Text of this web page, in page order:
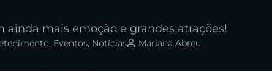
mais emoção e grandes atrações!
, Eventos, Notícias Mariana Abreu